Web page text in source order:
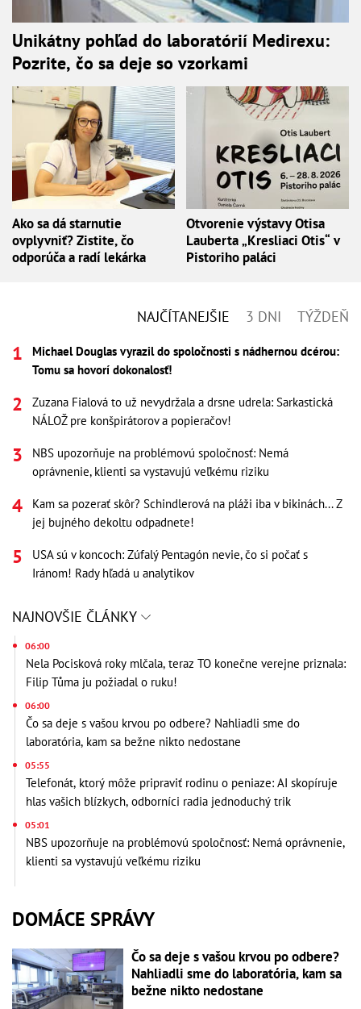
Unikátny pohľad do laboratórií Medirexu:
Pozrite, čo sa deje so vzorkami
Ako sa dá starnutie
ovplyvniť? Zistite, čo
odporúča a radí lekárka
Otvorenie výstavy Otisa
Lauberta „Kresliaci Otis“ v
Pistoriho paláci
NAJČÍTANEJŠIE 3 DNI TÝŽDEŇ
Michael Douglas vyrazil do spoločnosti s nádhernou dcérou:
Tomu sa hovorí dokonalosť!
Zuzana Fialová to už nevydržala a drsne udrela: Sarkastická
NÁLOŽ pre konšpirátorov a popieračov!
NBS upozorňuje na problémovú spoločnosť: Nemá
oprávnenie, klienti sa vystavujú veľkému riziku
Kam sa pozerať skôr? Schindlerová na pláži iba v bikinách... Z
jej bujného dekoltu odpadnete!
USA sú v koncoch: Zúfalý Pentagón nevie, čo si počať s
Iránom! Rady hľadá u analytikov
NAJNOVŠIE ČLÁNKY
06:00
Nela Pocisková roky mlčala, teraz TO konečne verejne priznala:
Filip Tůma ju požiadal o ruku!
06:00
Čo sa deje s vašou krvou po odbere? Nahliadli sme do
laboratória, kam sa bežne nikto nedostane
05:55
Telefonát, ktorý môže pripraviť rodinu o peniaze: AI skopíruje
hlas vašich blízkych, odborníci radia jednoduchý trik
05:01
NBS upozorňuje na problémovú spoločnosť: Nemá oprávnenie,
klienti sa vystavujú veľkému riziku
DOMÁCE SPRÁVY
Čo sa deje s vašou krvou po odbere?
Nahliadli sme do laboratória, kam sa
bežne nikto nedostane